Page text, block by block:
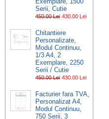
Serii, Cutie
450.00 Lei 430.00 Lei
Chitantiere
Personalizate,
Modul Continuu,
1/3 A4, 2
Exemplare, 2250
Serii / Cutie
450.00 Lei 430.00 Lei
Facturier fara TVA,
Personalizat A4,
Modul Continuu,
750 Serii, 3